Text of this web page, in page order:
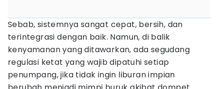
Sebab, sistemnya sangat cepat, bersih, dan
terintegrasi dengan baik. Namun, di balik
kenyamanan yang ditawarkan, ada segudang
regulasi ketat yang wajib dipatuhi setiap
penumpang, jika tidak ingin liburan impian